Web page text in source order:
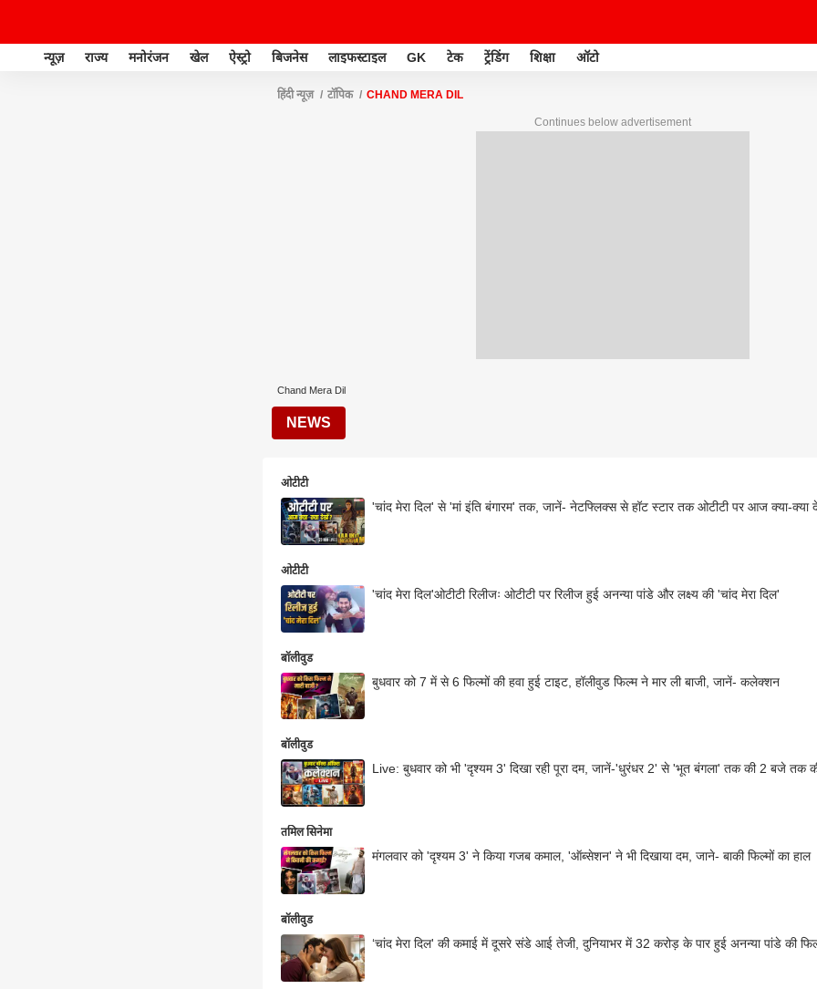
न्यूज़ राज्य मनोरंजन खेल ऐस्ट्रो बिजनेस लाइफस्टाइल GK टेक ट्रेंडिंग शिक्षा ऑटो
हिंदी न्यूज़ टॉपिक CHAND MERA DIL
Continues below advertisement
Chand Mera Dil
NEWS
ओटीटी
'चांद मेरा दिल' से 'मां इंति बंगारम' तक, जानें- नेटफ्लिक्स से हॉट स्टार तक ओटीटी पर आज क्या-क्या
ओटीटी
'चांद मेरा दिल'ओटीटी रिलीजः ओटीटी पर रिलीज हुई अनन्या पांडे और लक्ष्य की 'चांद मेरा दिल'
बॉलीवुड
बुधवार को 7 में से 6 फिल्मों की हवा हुई टाइट, हॉलीवुड फिल्म ने मार ली बाजी, जानें- कलेक्शन
बॉलीवुड
Live: बुधवार को भी 'दृश्यम 3' दिखा रही पूरा दम, जानें-'धुरंधर 2' से 'भूत बंगला' तक की 2 बजे तक
तमिल सिनेमा
मंगलवार को 'दृश्यम 3' ने किया गजब कमाल, 'ऑब्सेशन' ने भी दिखाया दम, जाने- बाकी फिल्मों का हाल
बॉलीवुड
‘चांद मेरा दिल' की कमाई में दूसरे संडे आई तेजी, दुनियाभर में 32 करोड़ के पार हुई अनन्या पांडे की